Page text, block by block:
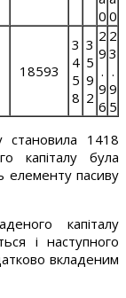
0 0
18593
3
4
5
8
3
5
9
2
2
9
.
9
6
2
3
.
9
5
становила 1418
капіталу була
елементу пасиву
капіталу
і наступного
вкладеним